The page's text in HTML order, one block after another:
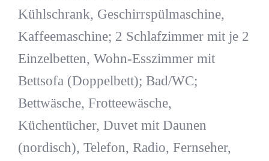
Kühlschrank, Geschirrspülmaschine,
Kaffeemaschine; 2 Schlafzimmer mit je 2
Einzelbetten, Wohn-Esszimmer mit
Bettsofa (Doppelbett); Bad/WC;
Bettwäsche, Frotteewäsche,
Küchentücher, Duvet mit Daunen
(nordisch), Telefon, Radio, Fernseher,